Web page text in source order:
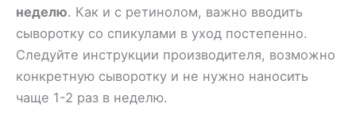
неделю. Как и с ретинолом, важно вводить
сыворотку со спикулами в уход постепенно.
Следуйте инструкции производителя, возможно
конкретную сыворотку и не нужно наносить
чаще 1-2 раз в неделю.